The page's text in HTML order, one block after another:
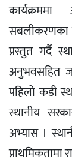
कार्यक्रममा
सबलीकरणका
प्रस्तुत गर्दै
अनुभवसहित
पहिलो कडी
स्थानीय
अभ्यास ।
प्राथमिकतामा